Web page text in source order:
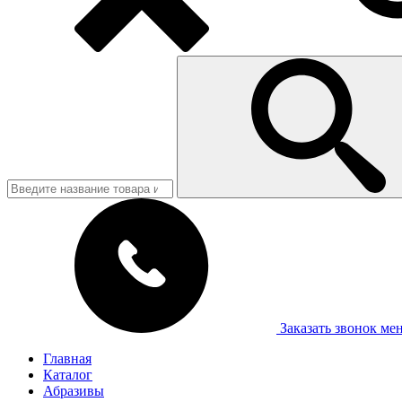
Заказать звонок
Главная
Каталог
Абразивы